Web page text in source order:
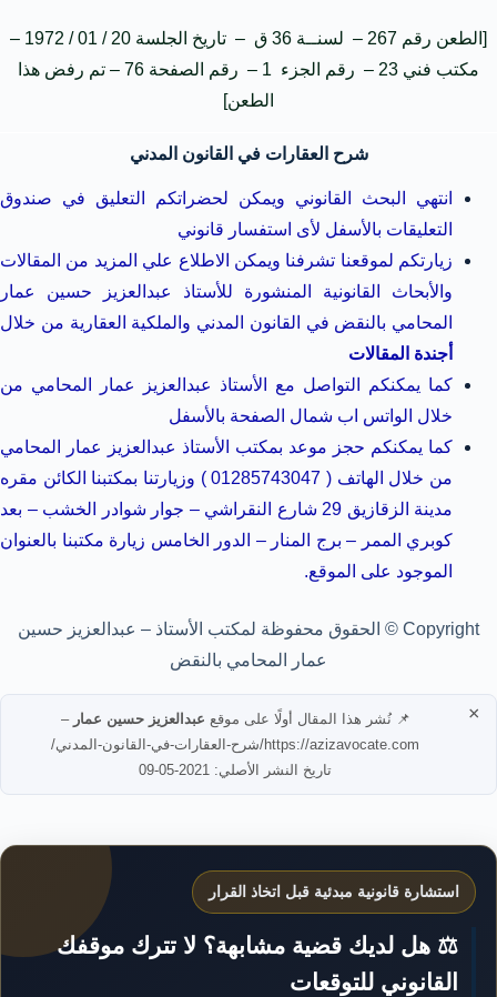
[الطعن رقم 267 – لسنــة 36 ق – تاريخ الجلسة 20 / 01 / 1972 –
مكتب فني 23 – رقم الجزء 1 – رقم الصفحة 76 – تم رفض هذا
الطعن]
شرح العقارات في القانون المدني
انتهي البحث القانوني ويمكن لحضراتكم التعليق في صندوق
التعليقات بالأسفل لأى استفسار قانوني
زيارتكم لموقعنا تشرفنا ويمكن الاطلاع علي المزيد من المقالات
والأبحاث القانونية المنشورة للأستاذ عبدالعزيز حسين عمار
المحامي بالنقض في القانون المدني والملكية العقارية من خلال
أجندة المقالات
كما يمكنكم التواصل مع الأستاذ عبدالعزيز عمار المحامي من
خلال الواتس اب شمال الصفحة بالأسفل
كما يمكنكم حجز موعد بمكتب الأستاذ عبدالعزيز عمار المحامي
من خلال الهاتف ( 01285743047 ) وزيارتنا بمكتبنا الكائن مقره
مدينة الزقازيق 29 شارع النقراشي – جوار شوادر الخشب – بعد
كوبري الممر – برج المنار – الدور الخامس زيارة مكتبنا بالعنوان
الموجود على الموقع.
Copyright © الحقوق محفوظة لمكتب الأستاذ – عبدالعزيز حسين
عمار المحامي بالنقض
📌 نُشر هذا المقال أولًا على موقع عبدالعزيز حسين عمار –
https://azizavocate.com/شرح-العقارات-في-القانون-المدني/
تاريخ النشر الأصلي: 2021-05-09
×
استشارة قانونية مبدئية قبل اتخاذ القرار
⚖️ هل لديك قضية مشابهة؟ لا تترك موقفك
القانوني للتوقعات